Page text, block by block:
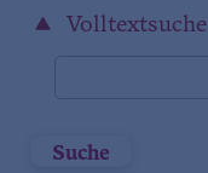
Volltextsuche
Suche